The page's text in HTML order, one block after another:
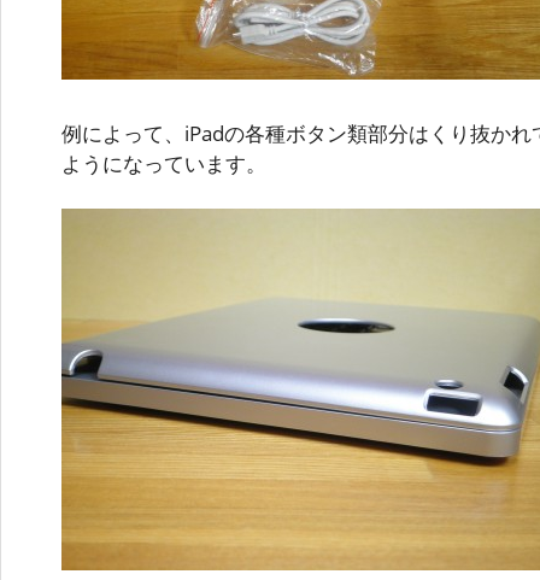
例によって、iPadの各種ボタン類部分はくり抜か
ようになっています。